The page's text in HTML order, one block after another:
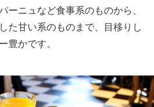
ーニュなど食事系のものから、
た甘い系のものまで、目移りし
豊かです。